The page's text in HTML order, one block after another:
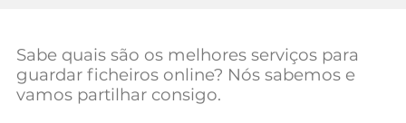
Tecnologia
Negócios
Sabe quais são os melhores serviços para
guardar ficheiros online? Nós sabemos e
vamos partilhar consigo.